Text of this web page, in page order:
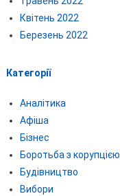
Квітень 2022
Березень 2022
Категорії
Аналітика
Афіша
Бізнес
Боротьба з корупцією
Будівництво
Вибори